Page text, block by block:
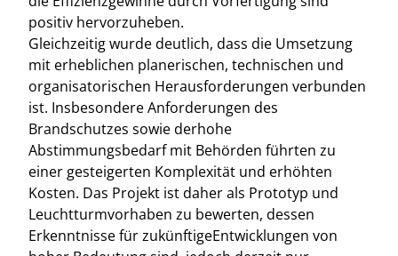
positiv hervorzuheben.
Gleichzeitig wurde deutlich, dass die Umsetzung
mit erheblichen planerischen, technischen und
organisatorischen Herausforderungen verbunden
ist. Insbesondere Anforderungen des
Brandschutzes sowie derhohe
Abstimmungsbedarf mit Behörden führten zu
einer gesteigerten Komplexität und erhöhten
Kosten. Das Projekt ist daher als Prototyp und
Leuchtturmvorhaben zu bewerten, dessen
Erkenntnisse für zukünftigeEntwicklungen von